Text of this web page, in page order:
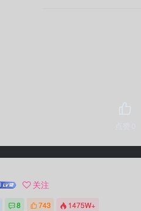
关注
8 743 1475W+